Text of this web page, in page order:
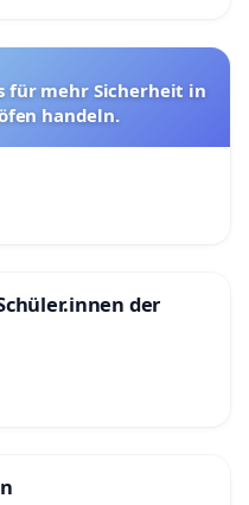
für mehr Sicherheit in
handeln.
der